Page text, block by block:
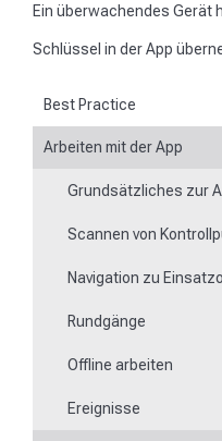
Ein überwachendes Gerät
Schlüssel in der App
Best Practice
Berichte
Flexible Formulare
Zeiten
Besonderheit von
Arbeiten mit der App
Grundsätzliches zur
Scannen von
Navigation zu
Rundgänge
Offline arbeiten
Ereignisse